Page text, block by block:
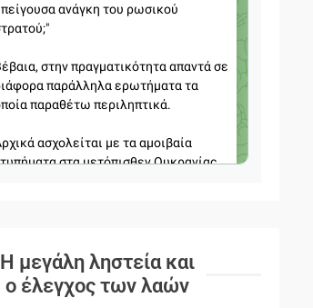
Η μεγάλη ληστεία και
ο έλεγχος των λαών